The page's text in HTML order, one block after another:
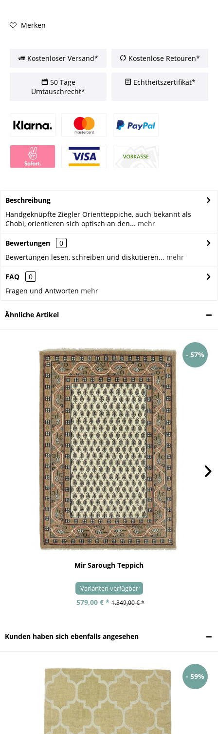
Merken
Kostenloser Versand* Kostenlose Retouren*
50 Tage
Umtauschrecht*
Echtheitszertifikat*
Beschreibung
Handgeknüpfte Ziegler Orientteppiche, auch bekannt als
Chobi, orientieren sich optisch an den... mehr
Bewertungen
0
Bewertungen lesen, schreiben und diskutieren... mehr
FAQ
0
Fragen und Antworten mehr
Ähnliche Artikel
- 57%
Mir Sarough Teppich
Varianten verfügbar
579,00 € * 1.349,00 € *
Kunden haben sich ebenfalls angesehen
- 59%